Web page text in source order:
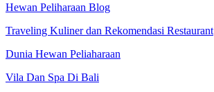
Hewan Peliharaan Blog
Traveling Kuliner dan Rekomendasi Restaurant
Dunia Hewan Peliaharaan
Vila Dan Spa Di Bali